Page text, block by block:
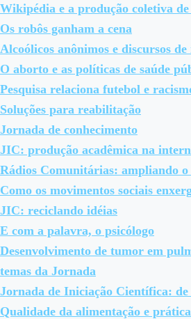
Wikipédia e a produção coletiva
Os robôs ganham a cena
Alcoólicos anônimos e discursos
O aborto e as políticas de saúde
Pesquisa relaciona futebol e
Soluções para reabilitação
Jornada de conhecimento
JIC: produção acadêmica na
Rádios Comunitárias: ampliando o
Como os movimentos sociais
JIC: reciclando idéias
E com a palavra, o psicólogo
Desenvolvimento de tumor em
temas da Jornada
Jornada de Iniciação Científica: de
Qualidade da alimentação e